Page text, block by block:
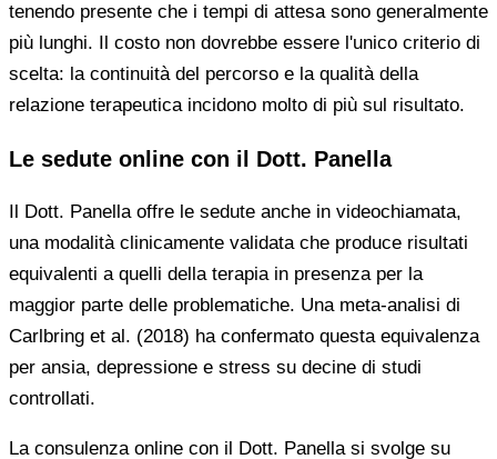
tenendo presente che i tempi di attesa sono generalmente
più lunghi. Il costo non dovrebbe essere l'unico criterio di
scelta: la continuità del percorso e la qualità della
relazione terapeutica incidono molto di più sul risultato.
Le sedute online con il Dott. Panella
Il Dott. Panella offre le sedute anche in videochiamata,
una modalità clinicamente validata che produce risultati
equivalenti a quelli della terapia in presenza per la
maggior parte delle problematiche. Una meta-analisi di
Carlbring et al. (2018) ha confermato questa equivalenza
per ansia, depressione e stress su decine di studi
controllati.
La consulenza online con il Dott. Panella si svolge su